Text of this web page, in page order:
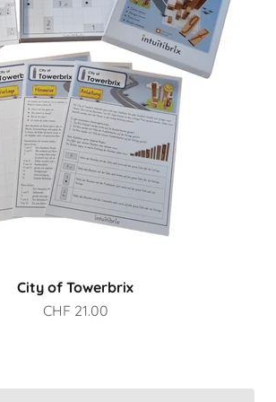
City of Towerbrix
Prezzo scontato
CHF 21.00